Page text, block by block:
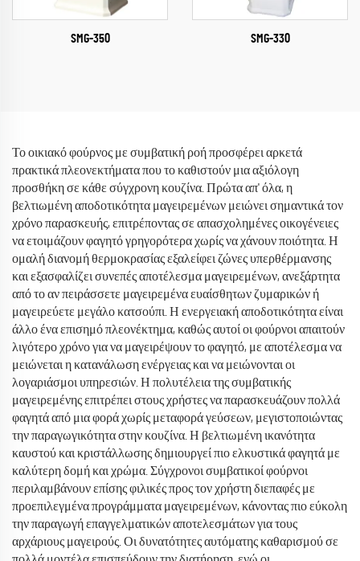
SMG-350 SMG-330
Το οικιακό φούρνος με συμβατική ροή προσφέρει αρκετά
πρακτικά πλεονεκτήματα που το καθιστούν μια αξιόλογη
προσθήκη σε κάθε σύγχρονη κουζίνα. Πρώτα απ' όλα, η
βελτιωμένη αποδοτικότητα μαγειρεμένων μειώνει σημαντικά τον
χρόνο παρασκευής, επιτρέποντας σε απασχολημένες οικογένειες
να ετοιμάζουν φαγητό γρηγορότερα χωρίς να χάνουν ποιότητα. Η
ομαλή διανομή θερμοκρασίας εξαλείφει ζώνες υπερθέρμανσης
και εξασφαλίζει συνεπές αποτέλεσμα μαγειρεμένων, ανεξάρτητα
από το αν πειράσσετε μαγειρεμένα ευαίσθητων ζυμαρικών ή
μαγειρεύετε μεγάλο κατσούπι. Η ενεργειακή αποδοτικότητα είναι
άλλο ένα επισημό πλεονέκτημα, καθώς αυτοί οι φούρνοι απαιτούν
λιγότερο χρόνο για να μαγειρέψουν το φαγητό, με αποτέλεσμα να
μειώνεται η κατανάλωση ενέργειας και να μειώνονται οι
λογαριάσμοι υπηρεσιών. Η πολυτέλεια της συμβατικής
μαγειρεμένης επιτρέπει στους χρήστες να παρασκευάζουν πολλά
φαγητά από μια φορά χωρίς μεταφορά γεύσεων, μεγιστοποιώντας
την παραγωγικότητα στην κουζίνα. Η βελτιωμένη ικανότητα
καυστού και κριστάλλωσης δημιουργεί πιο ελκυστικά φαγητά με
καλύτερη δομή και χρώμα. Σύγχρονοι συμβατικοί φούρνοι
περιλαμβάνουν επίσης φιλικές προς τον χρήστη διεπαφές με
προεπιλεγμένα προγράμματα μαγειρεμένων, κάνοντας πιο εύκολη
την παραγωγή επαγγελματικών αποτελεσμάτων για τους
αρχάριους μαγειρούς. Οι δυνατότητες αυτόματης καθαρισμού σε